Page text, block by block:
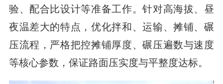
验、配合比设计等准备工作。针对高海拔、昼
夜温差大的特点，优化拌和、运输、摊铺、碾
压流程，严格把控摊铺厚度、碾压遍数与速度
等核心参数，保证路面压实度与平整度达标。